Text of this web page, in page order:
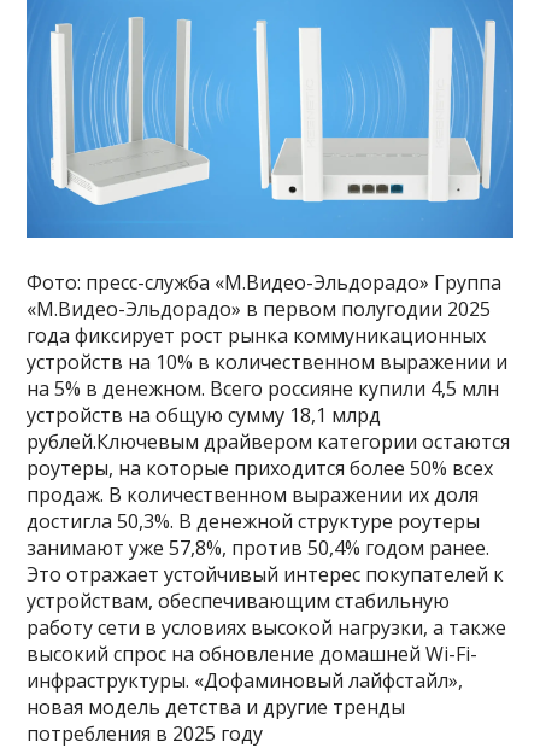
Фото: пресс-служба «М.Видео-Эльдорадо» Группа
«М.Видео-Эльдорадо» в первом полугодии 2025
года фиксирует рост рынка коммуникационных
устройств на 10% в количественном выражении и
на 5% в денежном. Всего россияне купили 4,5 млн
устройств на общую сумму 18,1 млрд
рублей.Ключевым драйвером категории остаются
роутеры, на которые приходится более 50% всех
продаж. В количественном выражении их доля
достигла 50,3%. В денежной структуре роутеры
занимают уже 57,8%, против 50,4% годом ранее.
Это отражает устойчивый интерес покупателей к
устройствам, обеспечивающим стабильную
работу сети в условиях высокой нагрузки, а также
высокий спрос на обновление домашней Wi-Fi-
инфраструктуры. «Дофаминовый лайфстайл»,
новая модель детства и другие тренды
потребления в 2025 году